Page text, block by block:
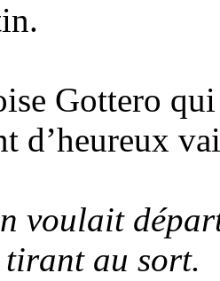
Gottero
d’heureux
voulait
au sort.